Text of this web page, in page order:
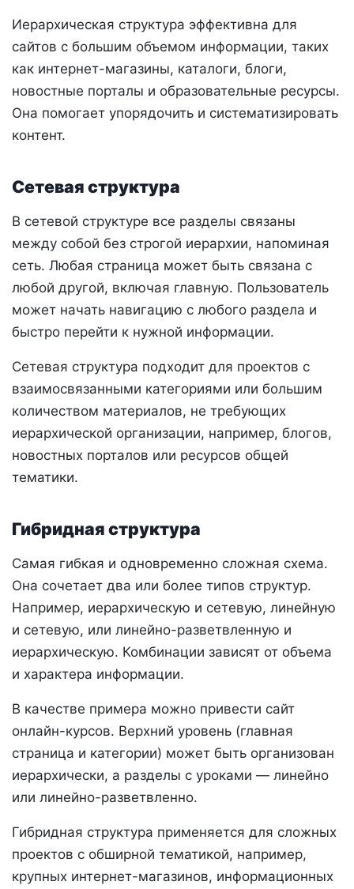
Иерархическая структура эффективна для
сайтов с большим объемом информации, таких
как интернет-магазины, каталоги, блоги,
новостные порталы и образовательные ресурсы.
Она помогает упорядочить и систематизировать
контент.
Сетевая структура
В сетевой структуре все разделы связаны
между собой без строгой иерархии, напоминая
сеть. Любая страница может быть связана с
любой другой, включая главную. Пользователь
может начать навигацию с любого раздела и
быстро перейти к нужной информации.
Сетевая структура подходит для проектов с
взаимосвязанными категориями или большим
количеством материалов, не требующих
иерархической организации, например, блогов,
новостных порталов или ресурсов общей
тематики.
Гибридная структура
Самая гибкая и одновременно сложная схема.
Она сочетает два или более типов структур.
Например, иерархическую и сетевую, линейную
и сетевую, или линейно-разветвленную и
иерархическую. Комбинации зависят от объема
и характера информации.
В качестве примера можно привести сайт
онлайн-курсов. Верхний уровень (главная
страница и категории) может быть организован
иерархически, а разделы с уроками — линейно
или линейно-разветвленно.
Гибридная структура применяется для сложных
проектов с обширной тематикой, например,
крупных интернет-магазинов, информационных